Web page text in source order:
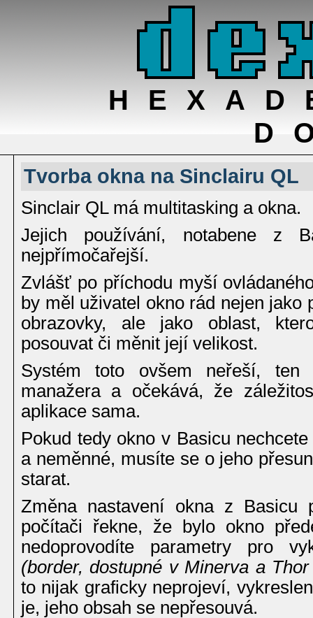
Tvorba okna na Sinclairu QL
Sinclair QL má multitasking a okna.
Jejich používání, notabene z
nejpřímočařejší.
Zvlášť po příchodu myší
by měl uživatel okno rád nejen jako
obrazovky, ale jako oblast,
posouvat či měnit její velikost.
Systém toto ovšem neřeší, ten
manažera a očekává, že
aplikace sama.
Pokud tedy okno v Basicu
a neměnné, musíte se o jeho
starat.
Změna nastavení okna z Basicu
počítači řekne, že bylo okno
nedoprovodíte parametry pro
(border, dostupné v Minerva a
to nijak graficky neprojeví,
je, jeho obsah se nepřesouvá.